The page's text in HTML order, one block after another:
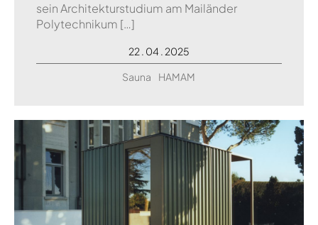
sein Architekturstudium am Mailänder
Polytechnikum […]
22 . 04 . 2025
Sauna
HAMAM